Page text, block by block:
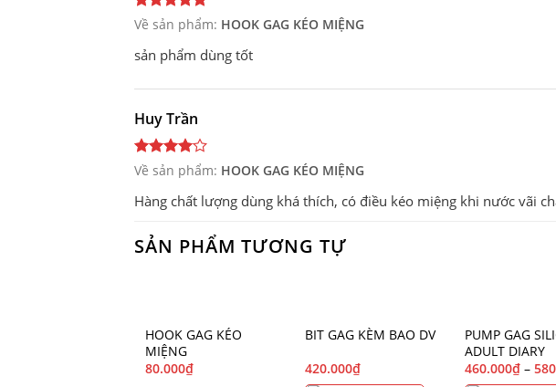
Về sản phẩm: HOOK GAG KÉO MIỆNG
sản phẩm dùng tốt
Huy Trần
Về sản phẩm: HOOK GAG KÉO MIỆNG
Hàng chất lượng dùng khá thích, có điều kéo miệng khi nước vãi
SẢN PHẨM TƯƠNG TỰ
HOOK GAG KÉO
MIỆNG
80.000₫
BIT GAG KÈM BAO DV
420.000₫
PUMP GAG
ADULT DIARY
460.000₫ –